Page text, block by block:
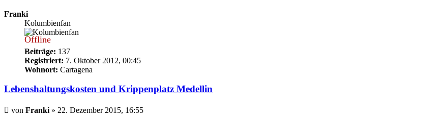
Franki
Kolumbienfan
Offline
Beiträge: 137
Registriert: 7. Oktober 2012, 00:45
Wohnort: Cartagena
Lebenshaltungskosten und Krippenplatz Medellin
Beitrag
von Franki » 22. Dezember 2015, 16:55